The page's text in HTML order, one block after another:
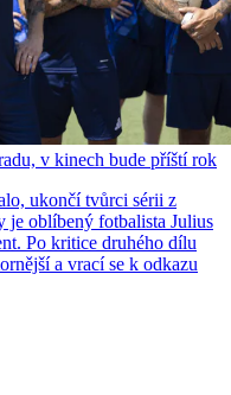
v kinech bude příští rok
ukončí tvůrci sérii z
je oblíbený fotbalista Julius
Po kritice druhého dílu
a vrací se k odkazu